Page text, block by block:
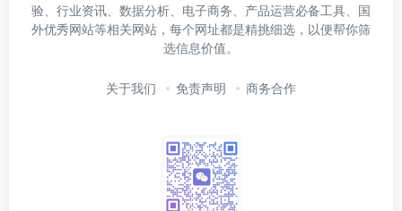
验、行业资讯、数据分析、电子商务、产品运营必备工具、国
外优秀网站等相关网站，每个网址都是精挑细选，以便帮你筛
选信息价值。
关于我们 免责声明 商务合作